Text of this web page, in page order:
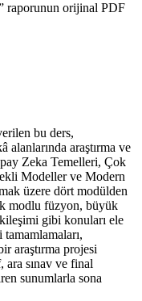
raporunun orijinal PDF
bu ders,
araştırma ve
Zeka Temelleri, Çok
Modeller ve Modern
üzere dört modülden
modlu füzyon, büyük
gibi konuları ele
araştırma projesi
sınav ve final
sunumlarla sona